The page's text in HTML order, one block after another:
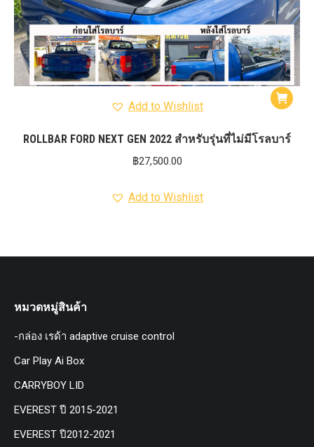
Add to Wishlist
ROLLBAR FORD NEXT GEN 2022 สำหรับรุ่นที่ไม่มีโรลบาร์
฿27,500.00
Add to Wishlist
หมวดหมู่สินค้า
-กล่อง เรด้า adaptive cruise control
Car Play Ai Box
CARRYBOY LID
EVEREST ปี 2015-2021
EVEREST ปี2012-2021